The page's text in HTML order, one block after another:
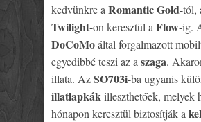
kedvünkre a Romantic Gold-tól,
Twilight-on keresztül a Flow-ig.
DoCoMoáltal forgalmazott
egyedibbé teszi az a szaga.
illata. AzSO703i-ba ugyanis
illatlapkákilleszthetőek, melyek
hónapon keresztül biztosítják a